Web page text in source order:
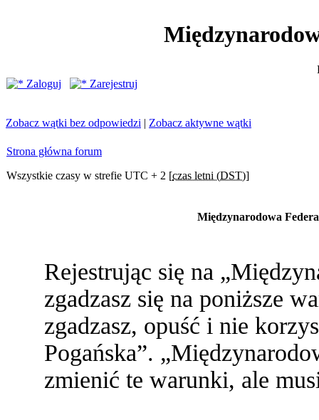
Zaloguj
Zarejestruj
Zobacz wątki bez odpowiedzi | Zobacz aktywne wątki
Strona główna forum
Wszystkie czasy w strefie UTC + 2 [czas letni (DST)]
Międzynarodowa
Rejestrując się na
zgadzasz się na poniższe
zgadzasz, opuść i nie
Pogańska”.
zmienić te warunki, ale